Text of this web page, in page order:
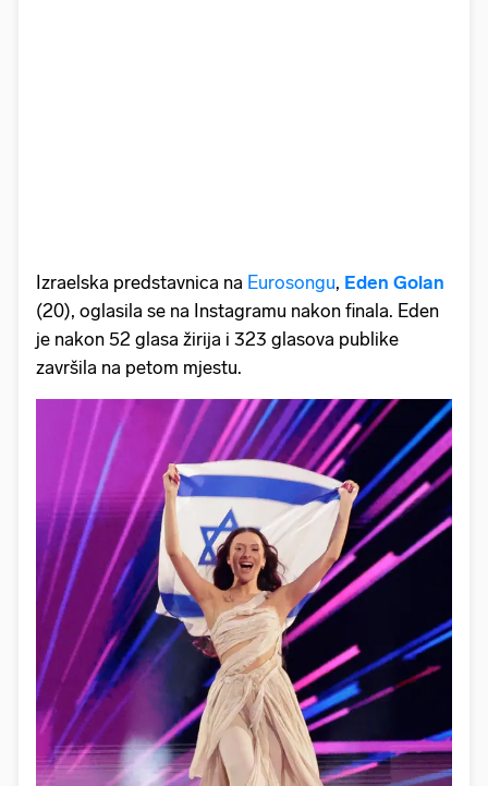
Izraelska predstavnica na Eurosongu, Eden Golan
(20), oglasila se na Instagramu nakon finala. Eden
je nakon 52 glasa žirija i 323 glasova publike
završila na petom mjestu.